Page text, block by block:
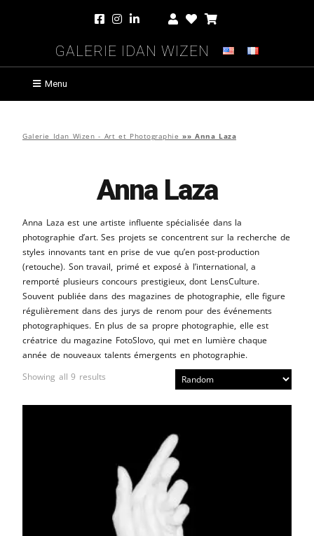
Galerie Idan Wizen
Menu
Galerie Idan Wizen - Art et Photographie »» Anna Laza
Anna Laza
Anna Laza est une artiste influente spécialisée dans la
photographie d’art. Ses projets se concentrent sur la recherche de
styles innovants tant en prise de vue qu’en post-production
(retouche). Son travail, primé et exposé à l’international, a
remporté plusieurs concours prestigieux, dont LensCulture.
Souvent publiée dans des magazines de photographie, elle figure
régulièrement dans des jurys de renom pour des événements
photographiques. En plus de sa propre photographie, elle est
créatrice du magazine FotoSlovo, qui met en lumière chaque
année de nouveaux talents émergents en photographie.
Showing all 9 results